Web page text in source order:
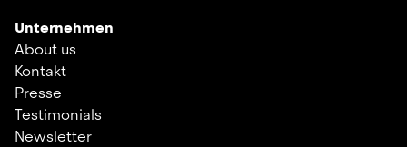
Unternehmen
About us
Kontakt
Presse
Testimonials
Newsletter